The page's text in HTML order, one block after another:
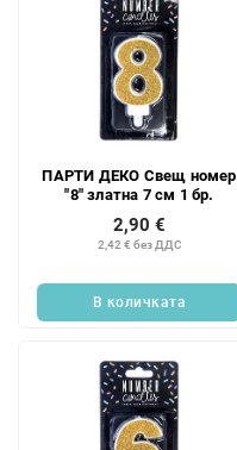
ПАРТИ ДЕКО Свещ номер
"8" златна 7 см 1 бр.
2,42 € без ДДС
2,90 €
В количката